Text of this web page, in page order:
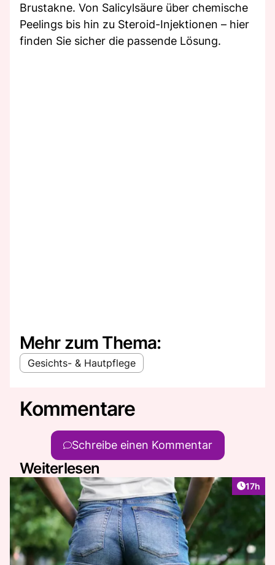
Brustakne. Von Salicylsäure über chemische
Peelings bis hin zu Steroid-Injektionen – hier
finden Sie sicher die passende Lösung.
Mehr zum Thema:
Gesichts- & Hautpflege
Kommentare
Schreibe einen Kommentar
Weiterlesen
Artikel
17h